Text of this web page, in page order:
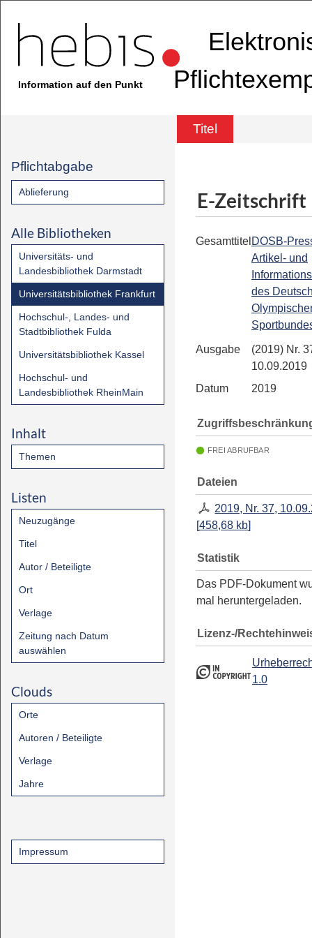
Information auf den Punkt
Titel
Pflichtabgabe
Ablieferung
Alle Bibliotheken
Universitäts- und
Landesbibliothek Darmstadt
Universitätsbibliothek Frankfurt
Hochschul-, Landes- und
Stadtbibliothek Fulda
Universitätsbibliothek Kassel
Hochschul- und
Landesbibliothek RheinMain
Inhalt
Themen
Listen
Neuzugänge
Titel
Autor / Beteiligte
Ort
Verlage
Zeitung nach Datum
auswählen
Clouds
Orte
Autoren / Beteiligte
Verlage
Jahre
Impressum
E-Zeitschrift
Gesamttitel DOSB-
Artikel- und
des
Ausgabe
(2019) Nr.
10.09.2019
Datum
2019
FREI ABRUFBAR
Dateien
2019, Nr. 37,
[458,68 kb]
Statistik
Das PDF-Dokument
mal heruntergeladen.
Lizenz-/
1.0